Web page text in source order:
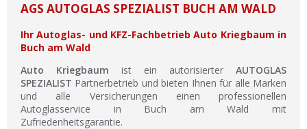
AGS AUTOGLAS SPEZIALIST BUCH AM WALD
Ihr Autoglas- und KFZ-Fachbetrieb Auto Kriegbaum in
Buch am Wald
Auto Kriegbaum ist ein autorisierter AUTOGLAS
SPEZIALIST Partnerbetrieb und bieten Ihnen für alle Marken
und alle Versicherungen einen professionellen
Autoglasservice in Buch am Wald mit
Zufriedenheitsgarantie.